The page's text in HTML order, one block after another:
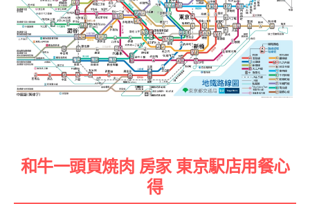
和牛一頭買焼肉 房家 東京駅店用餐心
得